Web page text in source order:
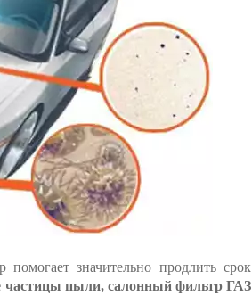
значительно продлить срок
частицы пыли, салонный фильтр ГАЗ